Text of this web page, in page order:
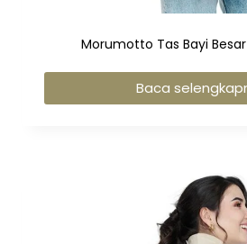
Morumotto Tas Bayi Besar
Baca